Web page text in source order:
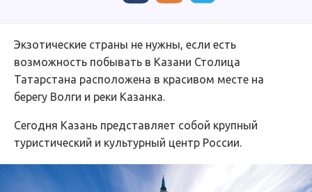
Экзотические страны не нужны, если есть
возможность побывать в Казани Столица
Татарстана расположена в красивом месте на
берегу Волги и реки Казанка.
Сегодня Казань представляет собой крупный
туристический и культурный центр России.